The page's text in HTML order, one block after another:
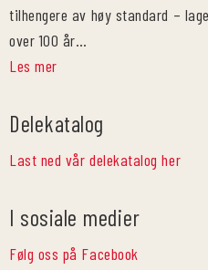
tilhengere av høy standard –
over 100 år…
Les mer
Delekatalog
Last ned vår delekatalog her
I sosiale medier
Følg oss på Facebook